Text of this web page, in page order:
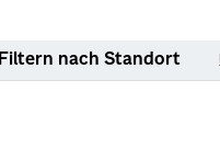
Filtern nach Standort